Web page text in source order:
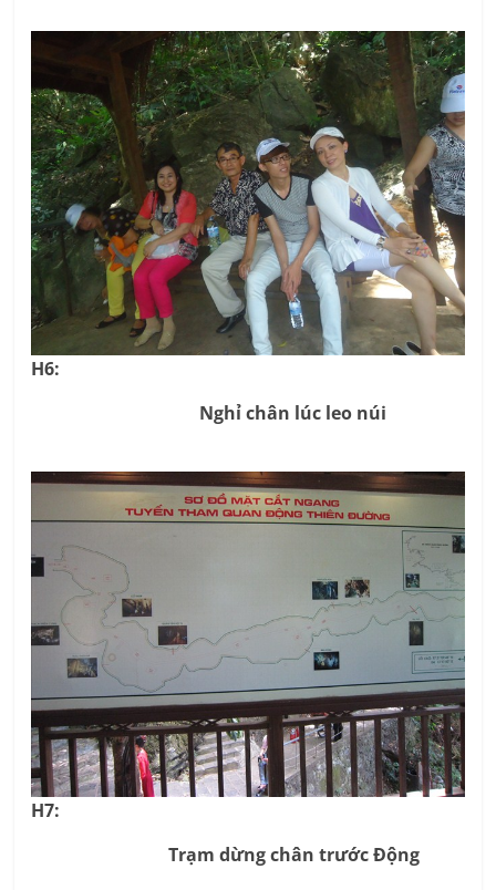
H6:
Nghỉ chân lúc leo núi
H7:
Trạm dừng chân trước Động